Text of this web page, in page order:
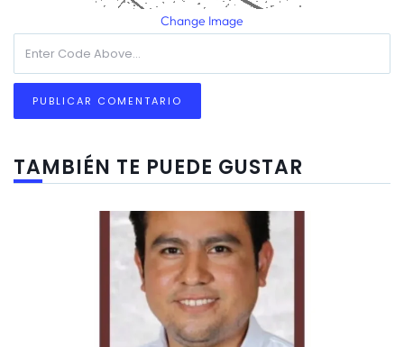
Change Image
TAMBIÉN TE PUEDE GUSTAR